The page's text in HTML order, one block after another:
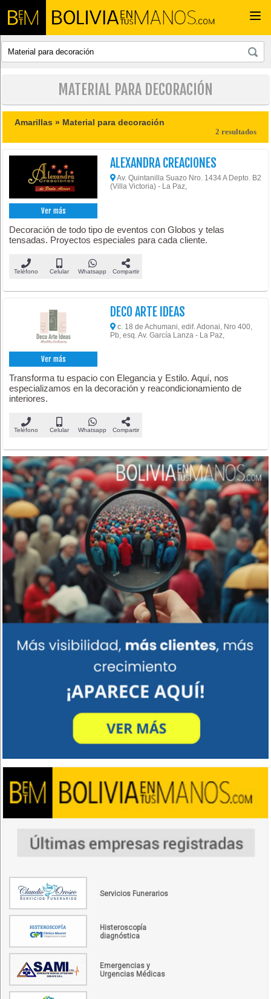
MATERIAL PARA DECORACIÓN
Amarillas » Material para decoración
2 resultados
Ver más
ALEXANDRA CREACIONES
Av. Quintanilla Suazo Nro. 1434 A Depto. B2
(Villa Victoria) - La Paz,
Decoración de todo tipo de eventos con Globos y telas
tensadas. Proyectos especiales para cada cliente.
Teléfono Celular Whatsapp Compartir
Ver más
DECO ARTE IDEAS
c. 18 de Achumani, edif. Adonai, Nro 400,
Pb, esq. Av. García Lanza - La Paz,
Transforma tu espacio con Elegancia y Estilo. Aquí, nos
especializamos en la decoración y reacondicionamiento de
interiores.
Teléfono Celular Whatsapp Compartir
Servicios Funerarios
Histeroscopía
diagnóstica
Emergencias y
Urgencias Médicas